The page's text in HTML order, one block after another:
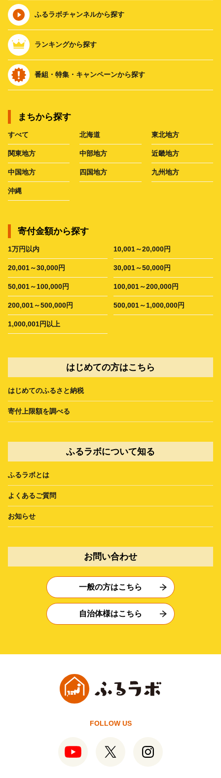
ふるラボチャンネルから探す
ランキングから探す
番組・特集・キャンペーンから探す
まちから探す
すべて 北海道 東北地方
関東地方 中部地方 近畿地方
中国地方 四国地方 九州地方
沖縄
寄付金額から探す
1万円以内 10,001～20,000円
20,001～30,000円 30,001～50,000円
50,001～100,000円 100,001～200,000円
200,001～500,000円 500,001～1,000,000円
1,000,001円以上
はじめての方はこちら
はじめてのふるさと納税
寄付上限額を調べる
ふるラボについて知る
ふるラボとは
よくあるご質問
お知らせ
お問い合わせ
一般の方はこちら
自治体様はこちら
FOLLOW US